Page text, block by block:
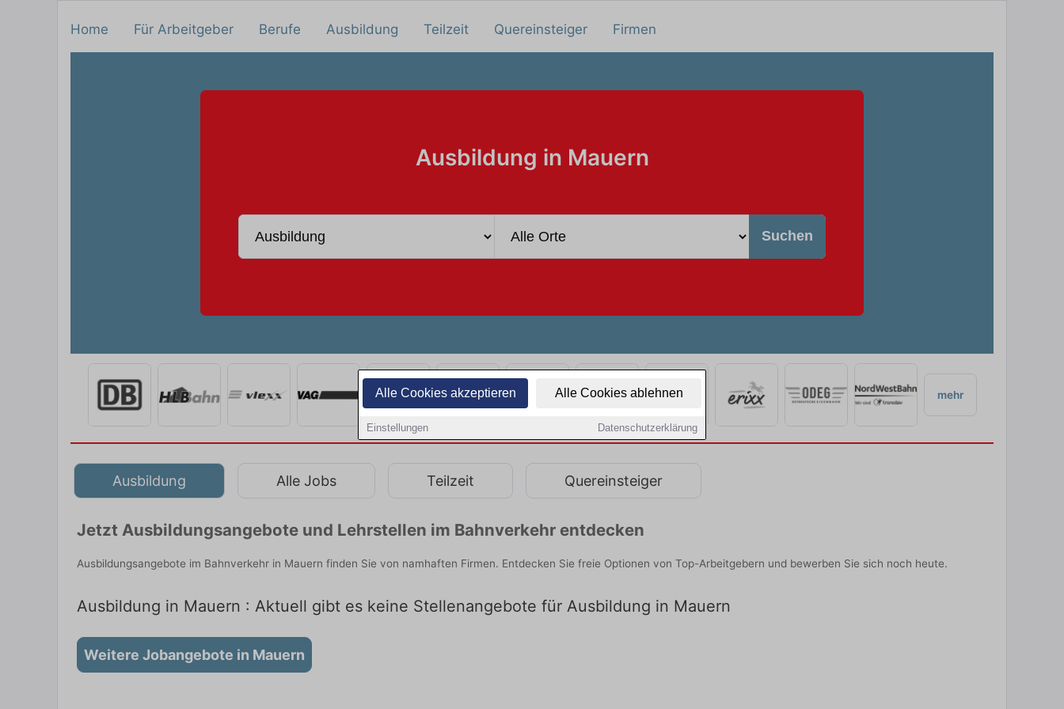
Alle Cookies akzeptieren Alle Cookies ablehnen
Einstellungen Datenschutzerklärung
Home Für Arbeitgeber Berufe Ausbildung Teilzeit Quereinsteiger Firmen
Ausbildung in Mauern
Suchen
mehr
Ausbildung Alle Jobs Teilzeit Quereinsteiger
Jetzt Ausbildungsangebote und Lehrstellen im Bahnverkehr entdecken
Ausbildungsangebote im Bahnverkehr in Mauern finden Sie von namhaften Firmen. Entdecken Sie freie Optionen von Top-Arbeitgebern und bewerben Sie sich noch heute.
Ausbildung in Mauern : Aktuell gibt es keine Stellenangebote für Ausbildung in Mauern
Weitere Jobangebote in Mauern